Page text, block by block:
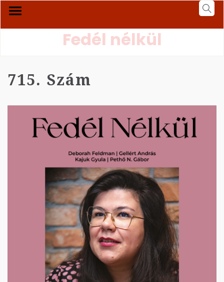
Fedél nélkül
715. Szám